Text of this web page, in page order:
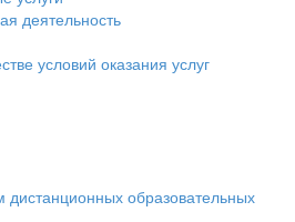
деятельность
условий оказания услуг
образовательных